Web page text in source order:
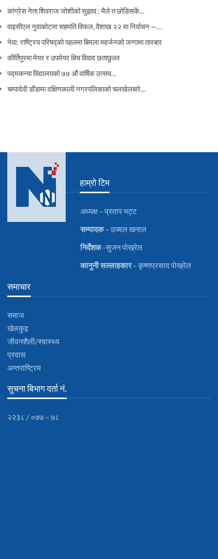
कांग्रेस नेता शिवराज जोशीको सुझाव : मैले त छोडिसकें…
वाइसीएल नुवाकोटमा सहमति विफल, वैशाख २२ मा निर्वाचन —…
नेवा: राष्ट्रिय परिषद्को पहलमा बिमला महर्जनको जग्गामा तारबार
कीर्तिपुरमा मेयर र उपमेयर बिच विवाद छताछुल्ल
पद्मकन्या विद्यालयको ७७ औं ‌‌वार्षिक ‌उत्सव…
चम्पादेवी डाँडामा दक्षिणकाली नगरपलिकाको चलखेलबारे…
हाम्रो टिम
अध्यक्ष – प्रताप भट्ट
सम्पादक– उज्वल खनाल
निर्देशक-सुजन पोख्रेल
कानुनीसल्लाहकार– कृष्णप्रसाद पोख्रेल
समाचार
समाज
खेलकुद़़
जीवनशैली/स्वास्थ्य
प्रवास
अन्तराष्ट्रिय
सुचना बिभाग दर्ता नं.
२२३८ / ०७७ – ७८